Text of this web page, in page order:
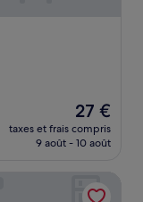
Le
nouveau
prix
de
27 €
27 €
taxes et frais compris
9 août - 10 août